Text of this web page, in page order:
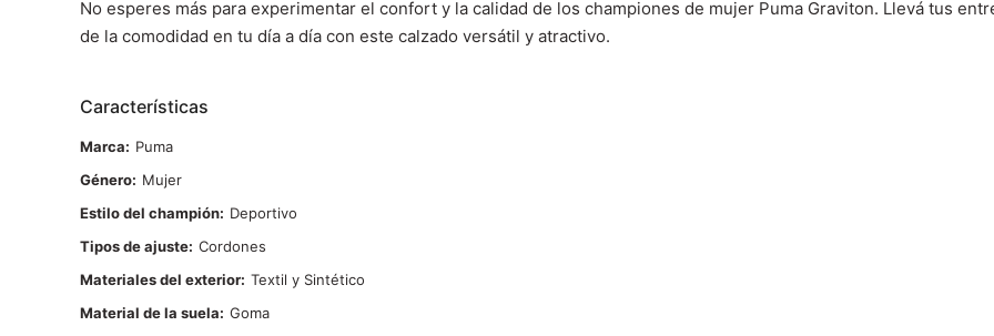
No esperes más para experimentar el confort y la calidad de los championes de mujer Puma Graviton. Llevá tus
de la comodidad en tu día a día con este calzado versátil y atractivo.
Características
Marca
Puma
Género
Mujer
Estilo del champión
Deportivo
Tipos de ajuste Cordones
Materiales del exterior Textil y Sintético
Material de la suela
Goma